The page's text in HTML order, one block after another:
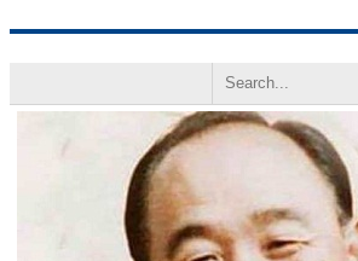
содержимому
Search